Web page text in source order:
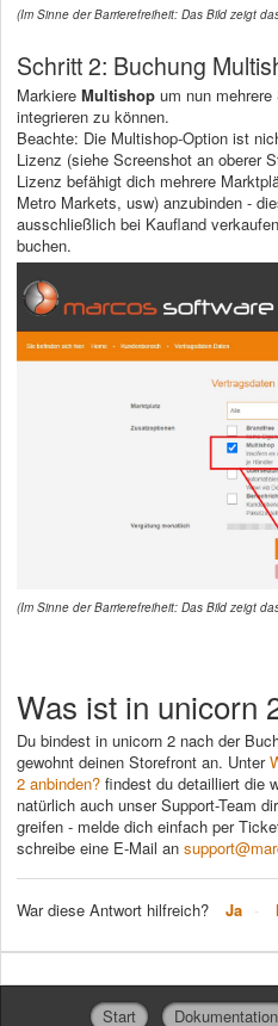
(Im Sinne der Barrierefreiheit: Das Bild zeigt
Schritt 2: Buchung
Markiere Multishop um nun
integrieren zu können.
Beachte: Die Multishop-Option ist
Lizenz (siehe Screenshot an oberer
Lizenz befähigt dich mehrere
Metro Markets, usw) anzubinden -
ausschließlich bei Kaufland
buchen.
(Im Sinne der Barrierefreiheit: Das Bild zeigt
Was ist in unicorn
Du bindest in unicorn 2 nach der
gewohnt deinen Storefront an. Unter
2 anbinden? findest du detailliert die
natürlich auch unser Support-Team
greifen - melde dich einfach per
schreibe eine E-Mail an
War diese Antwort hilfreich? Ja
Start Dokumentation